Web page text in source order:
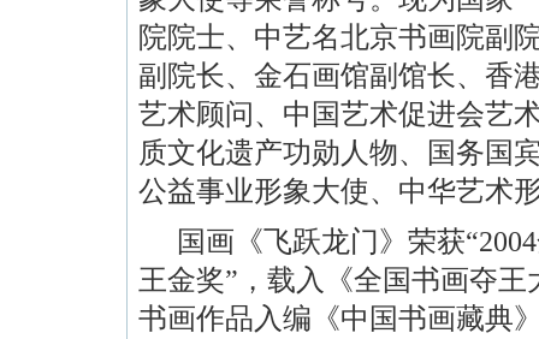
院院士、中艺名北京书画院副
副院长、金石画馆副馆长、香
艺术顾问、中国艺术促进会艺
质文化遗产功勋人物、国务国
公益事业形象大使、中华艺术
国画《飞跃龙门》荣获“2004
王金奖”， 载入《全国书画夺王
书画作品入编《中国书画藏典